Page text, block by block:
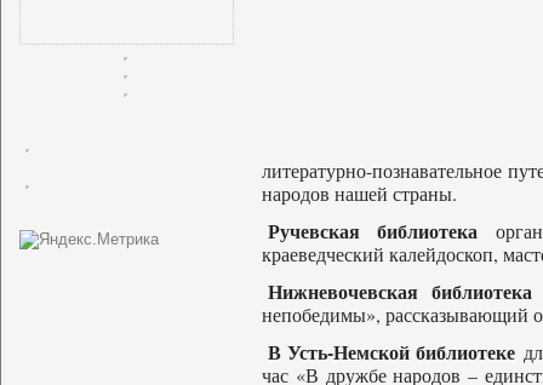
литературно-познавательное
народов нашей страны.
Ручевская библиотека
краеведческий калейдоскоп,
Нижневочевская библиотека
непобедимы», рассказывающий
В Усть-Немской библиотеке
час «В дружбе народов –